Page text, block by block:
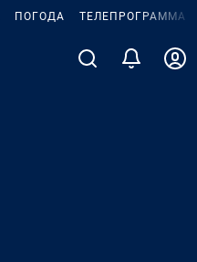
ПОГОДА ТЕЛЕПРОГРАММА